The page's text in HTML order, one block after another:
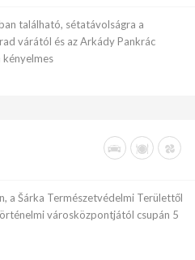
található, sétatávolságra a
várától és az Arkády Pankrác
a Šárka Természetvédelmi Területtől
városközpontjától csupán 5